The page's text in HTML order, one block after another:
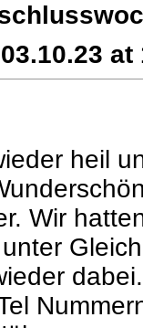
03.10.23 at
heil
Wir